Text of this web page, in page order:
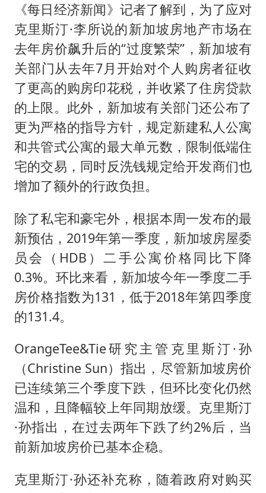
《每日经济新闻》记者了解到，为了应对
克里斯汀·李所说的新加坡房地产市场在
去年房价飙升后的“过度繁荣”，新加坡有
关部门从去年7月开始对个人购房者征收
了更高的购房印花税，并收紧了住房贷款
的上限。此外，新加坡有关部门还公布了
更为严格的指导方针，规定新建私人公寓
和共管式公寓的最大单元数，限制低端住
宅的交易，同时反洗钱规定给开发商们也
增加了额外的行政负担。
除了私宅和豪宅外，根据本周一发布的最
新预估，2019年第一季度，新加坡房屋委
员会（HDB）二手公寓价格同比下降
0.3%。环比来看，新加坡今年一季度二手
房价格指数为131，低于2018年第四季度
的131.4。
OrangeTee&Tie研究主管克里斯汀·孙
（Christine Sun）指出，尽管新加坡房价
已连续第三个季度下跌，但环比变化仍然
温和，且降幅较上年同期放缓。克里斯汀
·孙指出，在过去两年下跌了约2%后，当
前新加坡房价已基本企稳。
克里斯汀·孙还补充称，随着政府对购买